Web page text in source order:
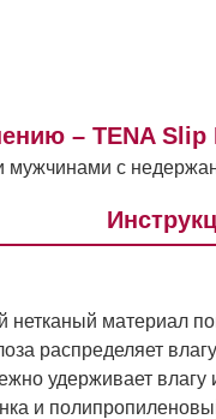
– TENA
с
нетканый материал
распределяет
удерживает влагу
и